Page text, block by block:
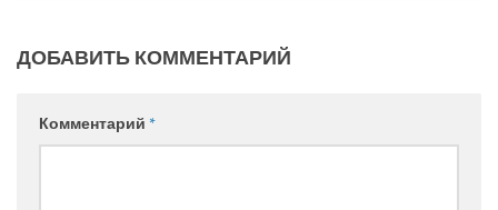
ДОБАВИТЬ КОММЕНТАРИЙ
Комментарий *